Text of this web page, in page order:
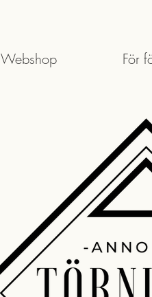
Webshop För